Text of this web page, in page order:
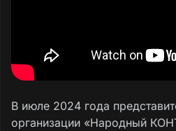
В июле 2024 года
организации «Народный